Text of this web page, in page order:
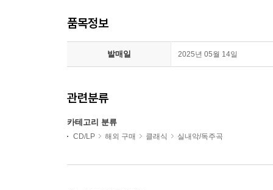
품목정보
발매일 2025년 05월 14일
관련분류
카테고리 분류
CD/LP 해외 구매 클래식 실내악/독주곡